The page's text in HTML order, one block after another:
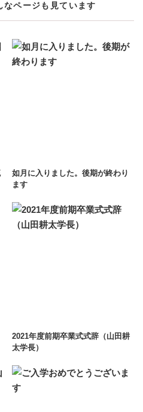
なページも見ています
如月に入りました。後期が終わり
ます
2021年度前期卒業式式辞（山田耕
太学長）